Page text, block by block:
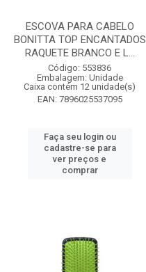
ESCOVA PARA CABELO
BONITTA TOP ENCANTADOS
RAQUETE BRANCO E L...
Código: 553836
Embalagem: Unidade
Caixa contém 12 unidade(s)
EAN: 7896025537095
Faça seu login ou
cadastre-se para
ver preços e
comprar